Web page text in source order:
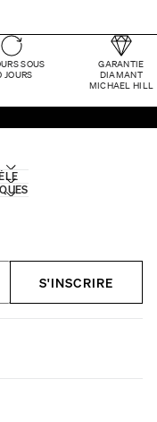
SOUS
JOURS
GARANTIE
DIAMANT
MICHAEL HILL
S'INSCRIRE